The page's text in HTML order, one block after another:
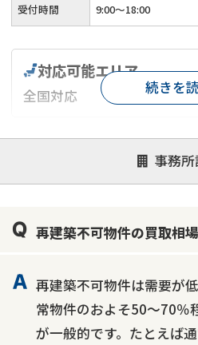
受付時間 9:00～18:00
事務
対応可能エリア
全国対応
対応が親身 オンライン面
1億円以上の
続きを
再建築不可物件の買取相
再建築不可物件は需要が
常物件のおよそ50～70％
が一般的です。たとえば